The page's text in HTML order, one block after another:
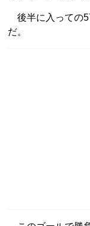
後半に入っての
だ。